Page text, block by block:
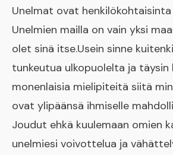
Unelmat ovat
Unelmien mailla on vain yksi
olet sinä itse.Usein sinne
tunkeutua ulkopuolelta ja täysin
monenlaisia mielipiteitä siitä
ovat ylipäänsä ihmiselle
Joudut ehkä kuulemaan omien
unelmiesi voivottelua ja